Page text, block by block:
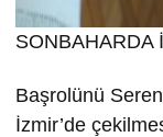
SONBAHARDA
Başrolünü
İzmir’de